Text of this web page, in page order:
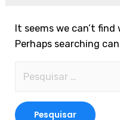
It seems we can’t find
Perhaps searching